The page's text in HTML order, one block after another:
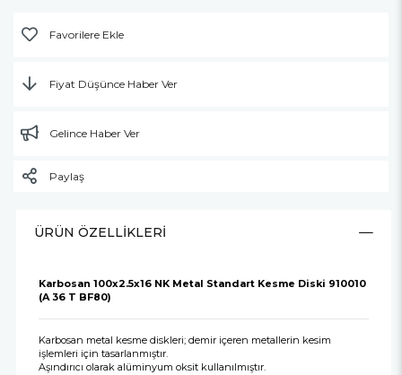
Favorilere Ekle
Fiyat Düşünce Haber Ver
Gelince Haber Ver
Paylaş
ÜRÜN ÖZELLIKLERI
Karbosan 100x2.5x16 NK Metal Standart Kesme Diski 910010
(A 36 T BF80)
Karbosan metal kesme diskleri; demir içeren metallerin kesim
işlemleri için tasarlanmıştır.
Aşındırıcı olarak alüminyum oksit kullanılmıştır.